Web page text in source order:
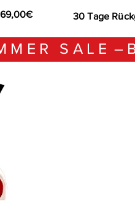
69,00€ 30 Tage
SALE –